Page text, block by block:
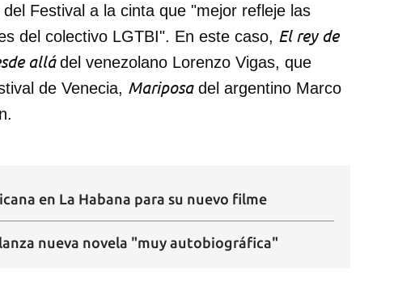
primero has de iniciar sesión con tu
Festival a la cinta que "mejor refleje las
del colectivo LGTBI". En este caso, El rey de
alládel venezolano Lorenzo Vigas, que
de Venecia, Mariposadel argentino Marco
en La Habana para su nuevo filme
nueva novela "muy autobiográfica"